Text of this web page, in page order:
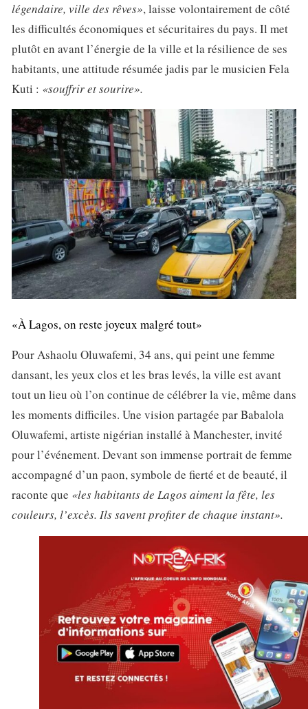
légendaire, ville des rêves», laisse volontairement de côté
les difficultés économiques et sécuritaires du pays. Il met
plutôt en avant l’énergie de la ville et la résilience de ses
habitants, une attitude résumée jadis par le musicien Fela
Kuti : «souffrir et sourire».
«À Lagos, on reste joyeux malgré tout»
Pour Ashaolu Oluwafemi, 34 ans, qui peint une femme
dansant, les yeux clos et les bras levés, la ville est avant
tout un lieu où l’on continue de célébrer la vie, même dans
les moments difficiles. Une vision partagée par Babalola
Oluwafemi, artiste nigérian installé à Manchester, invité
pour l’événement. Devant son immense portrait de femme
accompagné d’un paon, symbole de fierté et de beauté, il
raconte que «les habitants de Lagos aiment la fête, les
couleurs, l’excès. Ils savent profiter de chaque instant».